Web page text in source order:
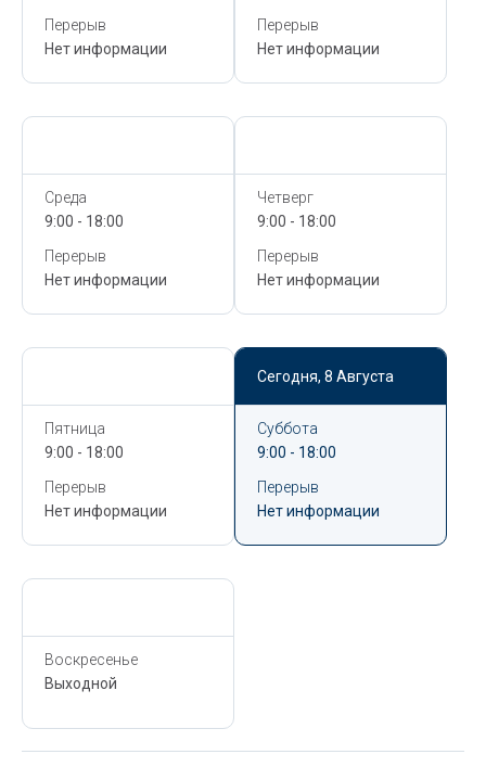
Перерыв
Нет информации
Перерыв
Нет информации
Среда
9:00 - 18:00
Перерыв
Нет информации
Четверг
9:00 - 18:00
Перерыв
Нет информации
Пятница
9:00 - 18:00
Перерыв
Нет информации
Сегодня, 8 Августа
Суббота
9:00 - 18:00
Перерыв
Нет информации
Воскресенье
Выходной